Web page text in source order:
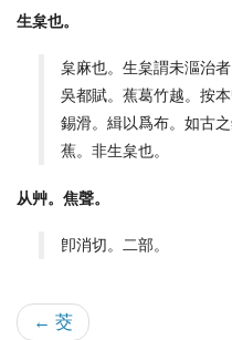
生枲也。
枲麻也。生枲謂未漚治
吳都賦。蕉葛竹越。按
錫滑。緝以爲布。如古
蕉。非生枲也。
从艸。焦聲。
卽消切。二部。
← 茭